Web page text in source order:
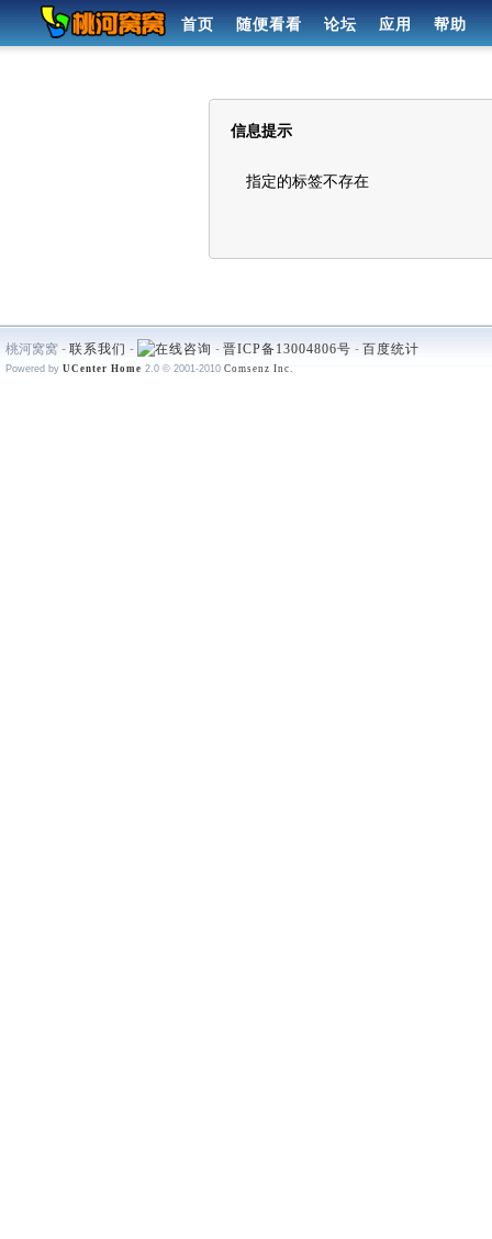
首页 随便看看 论坛 应用 帮助
信息提示
指定的标签不存在
桃河窝窝 - 联系我们 - - 晋ICP备13004806号 - 百度统计
Powered by UCenter Home 2.0 © 2001-2010 Comsenz Inc.